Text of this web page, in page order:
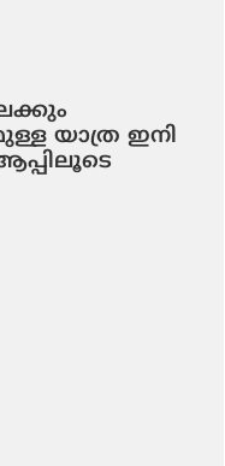
യാത്ര ഇനി